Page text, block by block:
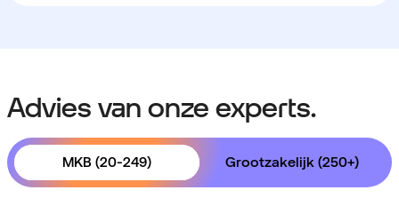
Advies van onze experts.
MKB (20-249) Grootzakelijk (250+)